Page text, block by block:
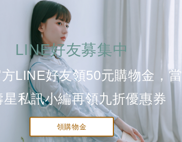
LINE好友募集中
LINE好友領50元購物金，當
星私訊小編再領九折優惠券
領購物金